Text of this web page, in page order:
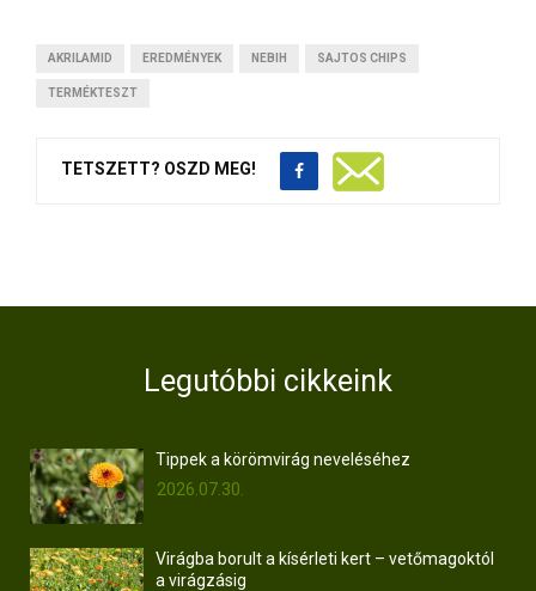
AKRILAMID EREDMÉNYEK NEBIH SAJTOS CHIPS
TERMÉKTESZT
TETSZETT? OSZD MEG!
Legutóbbi cikkeink
Tippek a körömvirág neveléséhez
2026.07.30.
Virágba borult a kísérleti kert – vetőmagoktól
a virágzásig